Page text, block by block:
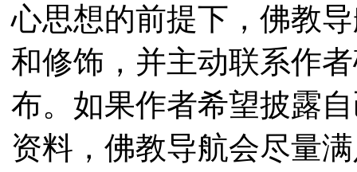
心思想的前提下，佛教
和修饰，并主动联系作
布。如果作者希望披露
资料，佛教导航会尽量